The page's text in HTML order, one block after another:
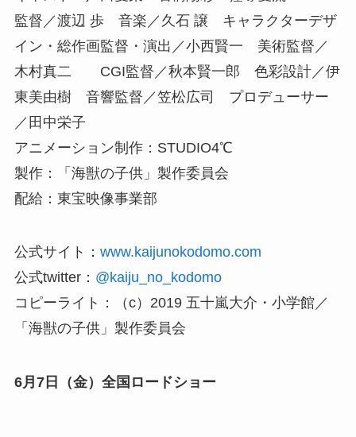
監督／渡辺 歩 音楽／久石 譲 キャラクターデザ
イン・総作画監督・演出／小西賢一 美術監督／
木村真二 CGI監督／秋本賢一郎 色彩設計／伊
東美由樹 音響監督／笠松広司 プロデューサー
／田中栄子
アニメーション制作：STUDIO4℃
製作：「海獣の子供」製作委員会
配給：東宝映像事業部
公式サイト： www.kaijunokodomo.com
公式twitter： @kaiju_no_kodomo
コピーライト：（c）2019 五十嵐大介・小学館／
「海獣の子供」製作委員会
6月7日（金）全国ロードショー